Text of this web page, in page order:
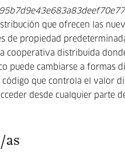
que ofrecen las
de propiedad
cooperativa distribuida
puede cambiarse a formas
código que controla el valor
desde cualquier parte
as